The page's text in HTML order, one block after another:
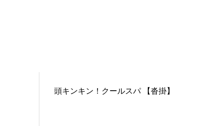
頭キンキン！クールスパ 【沓掛】